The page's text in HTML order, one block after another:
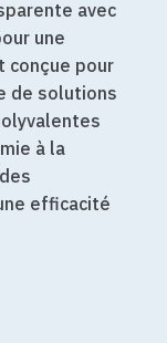
avec
une
conçue pour
de solutions
à la
efficacité